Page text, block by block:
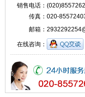
销售电话：
传真： 020-
邮箱：
在线咨询：